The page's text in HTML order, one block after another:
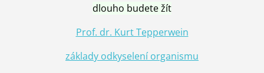
dlouho budete žít
Prof. dr. Kurt Tepperwein
základy odkyselení organismu